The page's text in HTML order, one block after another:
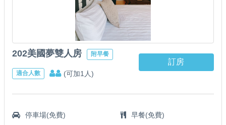
202美國夢雙人房 附早餐
適合人數 (可加1人)
訂房
停車場(免費)
早餐(免費)